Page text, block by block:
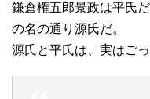
鎌倉権五郎景政は平氏
の名の通り源氏だ。
源氏と平氏は、実はごっ